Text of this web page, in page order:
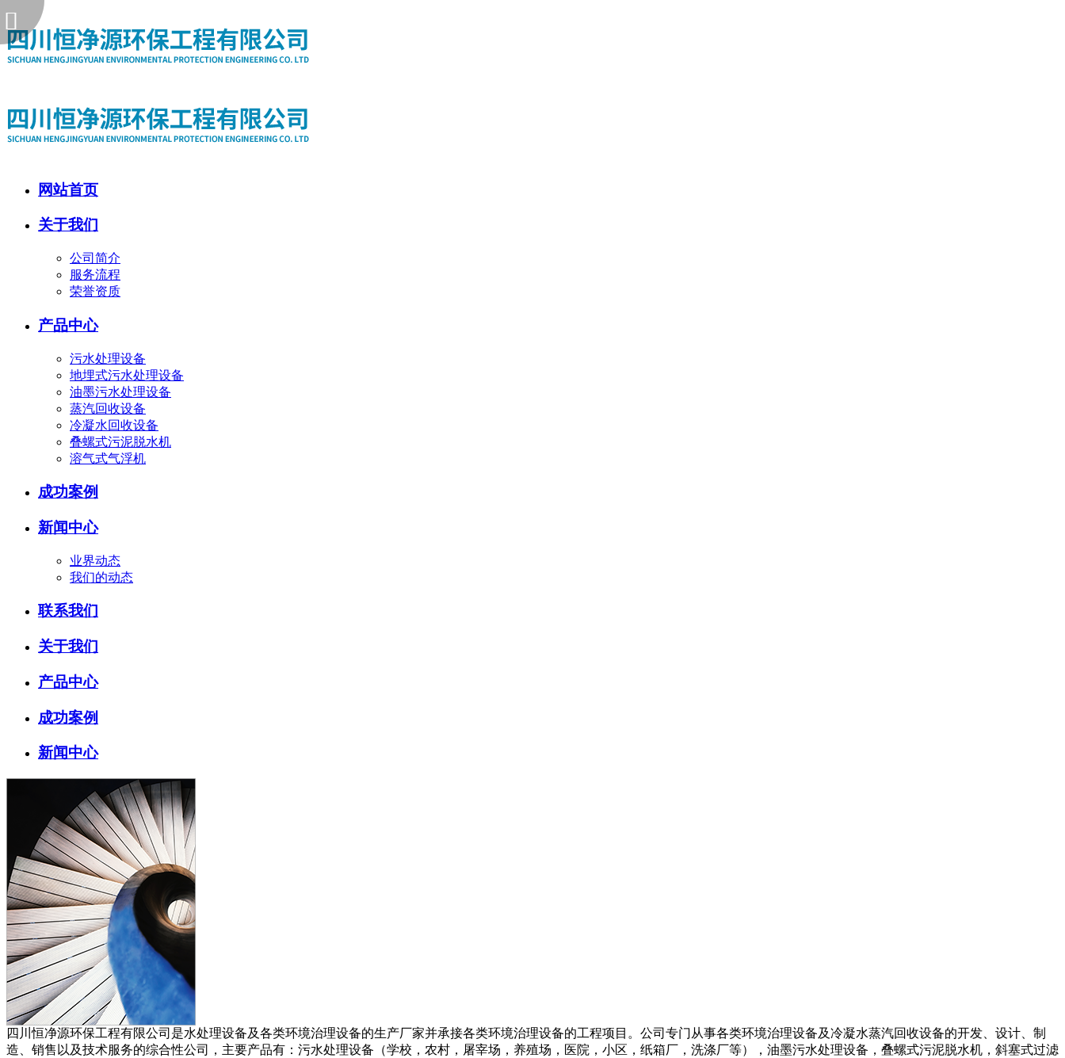
网站首页
关于我们
公司简介
服务流程
荣誉资质
产品中心
污水处理设备
地埋式污水处理设备
油墨污水处理设备
蒸汽回收设备
冷凝水回收设备
叠螺式污泥脱水机
溶气式气浮机
成功案例
新闻中心
业界动态
我们的动态
联系我们
关于我们
产品中心
成功案例
新闻中心
四川恒净源环保工程有限公司是水处理设备及各类环境治理设备的生产厂家并承接各类环境治理设备的工程项目。公司专门从事各类环境治理设备及冷凝水蒸汽回收设备的开发、设计、制
造、销售以及技术服务的综合性公司，主要产品有：污水处理设备（学校，农村，屠宰场，养殖场，医院，小区，纸箱厂，洗涤厂等），油墨污水处理设备，叠螺式污泥脱水机，斜塞式过滤